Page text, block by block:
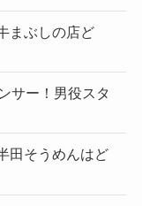
まぶしの店ど
サー！男役スタ
田そうめんはど